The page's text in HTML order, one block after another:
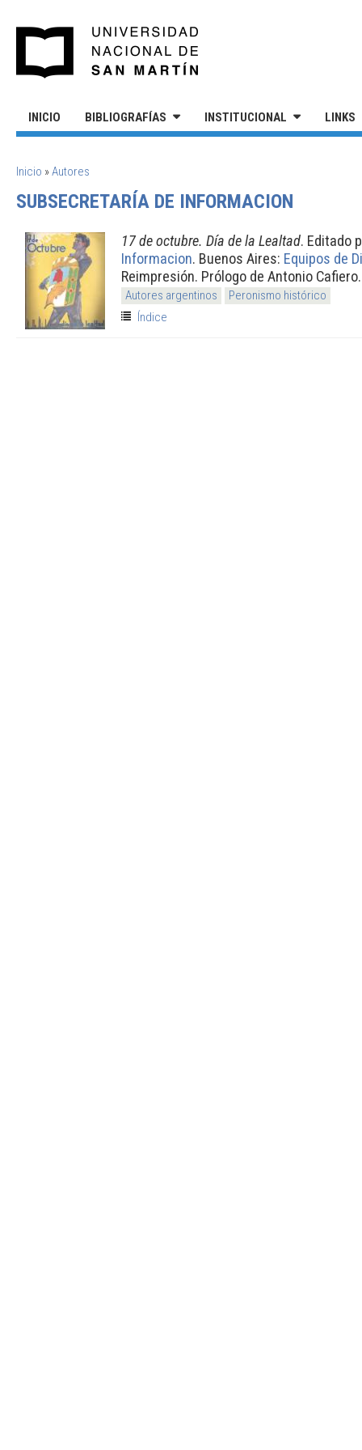
INICIO BIBLIOGRAFÍAS INSTITUCIONAL LINKS
SE ENCUENTRA USTED AQUÍ
Inicio »Autores
SUBSECRETARÍA DE INFORMACION
17 de octubre. Día de la Lealtad. Editado
Informacion. Buenos Aires: Equipos de
Reimpresión. Prólogo de Antonio Cafiero.
Autores argentinos
Peronismo histórico
Índice